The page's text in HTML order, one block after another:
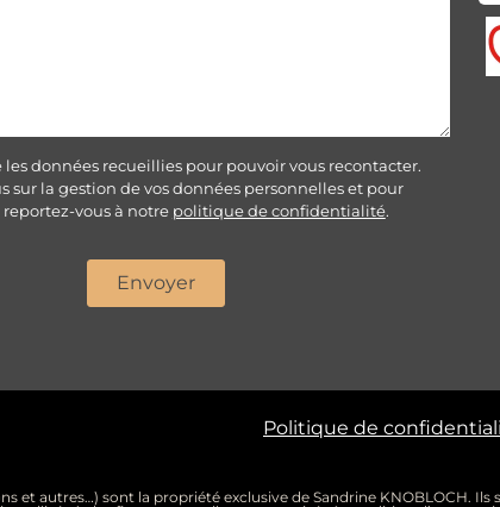
données recueillies pour pouvoir vous recontacter.
sur la gestion de vos données personnelles et pour
reportez-vous à notre politique de confidentialité.
Envoyer
Politique de
et autres…) sont la propriété exclusive de Sandrine KNOBLOCH.